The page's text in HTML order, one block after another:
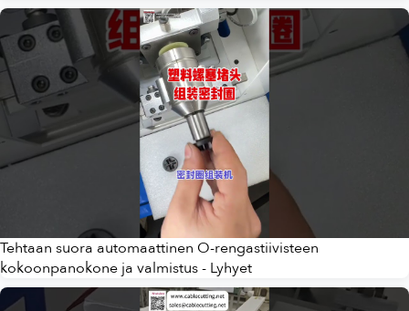
Tehtaan suora automaattinen O-rengastiivisteen
kokoonpanokone ja valmistus - Lyhyet